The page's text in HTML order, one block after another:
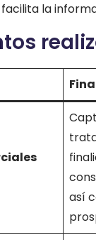
la
así